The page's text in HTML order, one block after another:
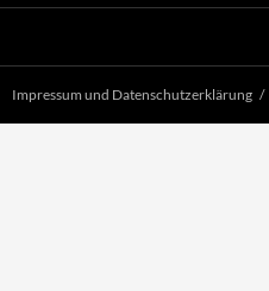
Impressum und Datenschutzerklärung